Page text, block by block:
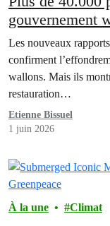
gouvernement
nature est une
Les nouveaux
confirment
wallons. Mais ils
restauration…
Etienne Bissuel
1 juin 2026
À la une Climat